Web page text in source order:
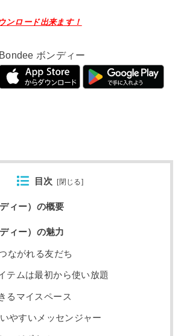
ンロード出来ます！
Bondee ボンディー
目次 [閉じる]
ィー）の概要
ィー）の魅力
ながれる友だち
テムは最初から使い放題
るマイスペース
やすいメッセンジャー